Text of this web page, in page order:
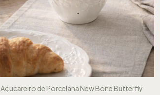
Açucareiro de Porcelana New Bone Butterfly